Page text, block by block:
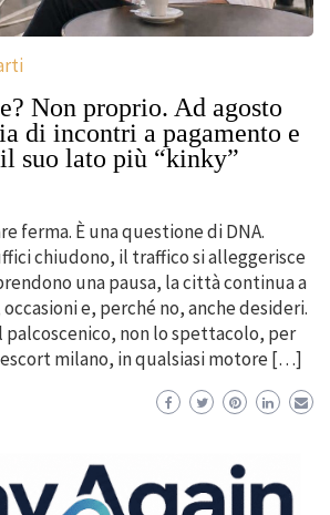
Non proprio. Ad agosto
di incontri a pagamento e
suo lato più “kinky”
ferma. È una questione di DNA.
chiudono, il traffico si alleggerisce
una pausa, la città continua a
e, perché no, anche desideri.
palcoscenico, non lo spettacolo, per
milano, in qualsiasi motore […]